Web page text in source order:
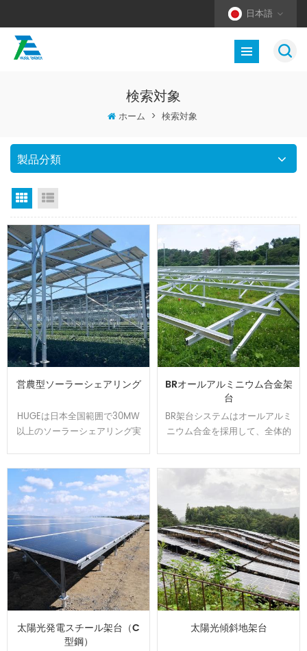
日本語
検索対象
ホーム > 検索対象
製品分類
グリッドビュー
営農型ソーラーシェアリング
HUGEは日本全国範囲で30MW
以上のソーラーシェアリング実
発して、太陽光パネルの影が夏
の高温から作物や耕作者を守り
ます。農地資源の有効活用と経
済収益をアップするのはお客様
から良い評判を貰いました。
BRオールアルミニウム合金架
台
BR架台システムはオールアルミ
ニウム合金を採用して、全体的
ンに取り付けられます、太陽光
発電システムを設置する時間と
コストは節約できます。アルミ
表面は陽極処理で、耐食性が強
くて、太陽光架台は悪質な環境
で長い使用寿命を確保できま
す。
太陽光発電スチール架台（C
型鋼）
太陽光傾斜地架台